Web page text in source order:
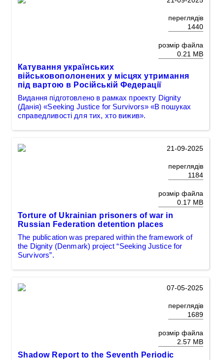
переглядів
1440
розмір файла
0.21 MB
Катування українських
військовополонених у місцях утримання
під вартою в Російській Федерації
Видання підготовлено в рамках проекту Dignity
(Данія) «Seeking Justice for Survivors» «В пошуках
справедливості для тих, хто вижив».
21-09-2025
переглядів
1184
розмір файла
0.17 MB
Torture of Ukrainian prisoners of war in
Russian Federation detention places
The publication was prepared within the framework of
the Dignity (Denmark) project “Seeking Justice for
Survivors”.
07-05-2025
переглядів
1689
розмір файла
2.57 MB
Shadow Report to the Seventh Periodic